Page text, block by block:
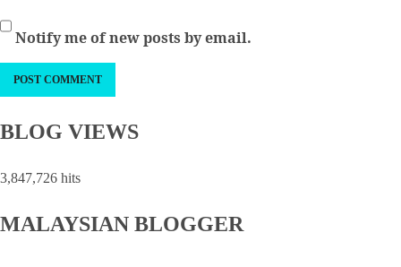
Notify me of new posts by email.
BLOG VIEWS
3,847,726 hits
MALAYSIAN BLOGGER